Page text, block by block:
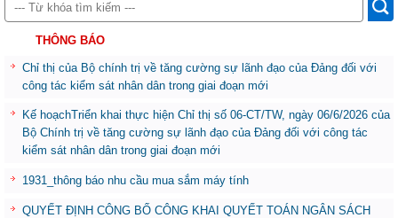
THÔNG BÁO
Chỉ thị của Bộ chính trị về tăng cường sự lãnh đạo của Đảng đối với
công tác kiểm sát nhân dân trong giai đoạn mới
Kế hoạchTriển khai thực hiện Chỉ thị số 06-CT/TW, ngày 06/6/2026 của
Bộ Chính trị về tăng cường sự lãnh đạo của Đảng đối với công tác
kiểm sát nhân dân trong giai đoạn mới
1931_thông báo nhu cầu mua sắm máy tính
QUYẾT ĐỊNH CÔNG BỐ CÔNG KHAI QUYẾT TOÁN NGÂN SÁCH